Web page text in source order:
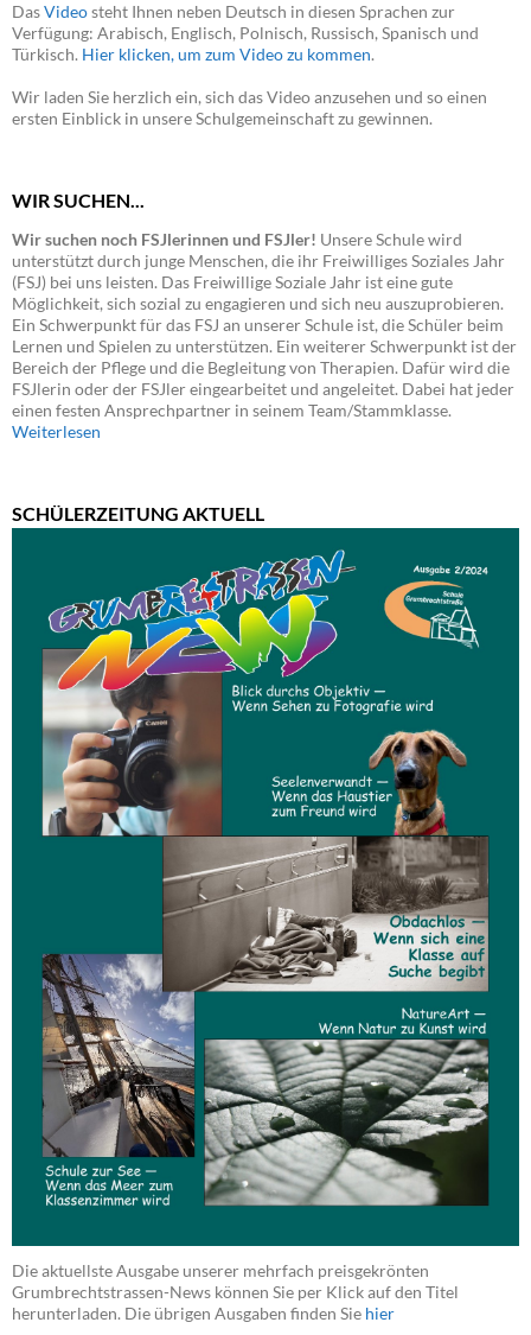
DasVideosteht Ihnen neben Deutsch in diesen Sprachen zur
Verfügung: Arabisch, Englisch, Polnisch, Russisch, Spanisch und
Türkisch. Hier klicken, um zum Video zu kommen.
Wir laden Sie herzlich ein, sich das Video anzusehen und so einen
ersten Einblick in unsere Schulgemeinschaft zu gewinnen.
WIR SUCHEN...
Wir suchen noch FSJlerinnen und FSJler! Unsere Schule wird
unterstützt durch junge Menschen, die ihr Freiwilliges Soziales Jahr
(FSJ) bei uns leisten. Das Freiwillige Soziale Jahr ist eine gute
Möglichkeit, sich sozial zu engagieren und sich neu auszuprobieren.
Ein Schwerpunkt für das FSJ an unserer Schule ist, die Schüler beim
Lernen und Spielen zu unterstützen. Ein weiterer Schwerpunkt ist der
Bereich der Pflege und die Begleitung von Therapien. Dafür wird die
FSJlerin oder der FSJler eingearbeitet und angeleitet. Dabei hat jeder
einen festen Ansprechpartner in seinem Team/Stammklasse.
Weiterlesen
SCHÜLERZEITUNG AKTUELL
Die aktuellste Ausgabe unserer mehrfach preisgekrönten
Grumbrechtstrassen-News können Sie per Klick auf den Titel
herunterladen. Die übrigen Ausgaben finden Sie hier